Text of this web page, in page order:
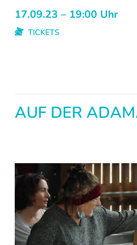
17.09.23 – 19:00 Uhr
TICKETS
AUF DER